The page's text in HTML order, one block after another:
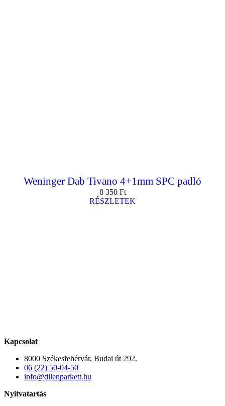
Weninger Dab Tivano 4+1mm SPC padló
8 350 Ft
RÉSZLETEK
Kapcsolat
8000 Székesfehérvár, Budai út 292.
06 (22) 50-04-50
info@dilenparkett.hu
Nyitvatartás